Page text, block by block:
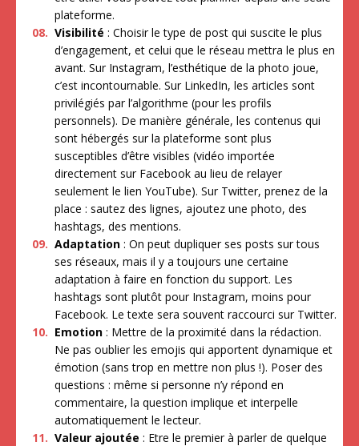
plateforme.
Visibilité : Choisir le type de post qui suscite le plus
d’engagement, et celui que le réseau mettra le plus en
avant. Sur Instagram, l’esthétique de la photo joue,
c’est incontournable. Sur LinkedIn, les articles sont
privilégiés par l’algorithme (pour les profils
personnels). De manière générale, les contenus qui
sont hébergés sur la plateforme sont plus
susceptibles d’être visibles (vidéo importée
directement sur Facebook au lieu de relayer
seulement le lien YouTube). Sur Twitter, prenez de la
place : sautez des lignes, ajoutez une photo, des
hashtags, des mentions.
Adaptation : On peut dupliquer ses posts sur tous
ses réseaux, mais il y a toujours une certaine
adaptation à faire en fonction du support. Les
hashtags sont plutôt pour Instagram, moins pour
Facebook. Le texte sera souvent raccourci sur Twitter.
Emotion : Mettre de la proximité dans la rédaction.
Ne pas oublier les emojis qui apportent dynamique et
émotion (sans trop en mettre non plus !). Poser des
questions : même si personne n’y répond en
commentaire, la question implique et interpelle
automatiquement le lecteur.
Valeur ajoutée : Etre le premier à parler de quelque